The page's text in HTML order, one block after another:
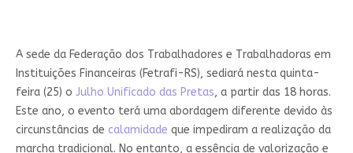
A sede da Federação dos Trabalhadores e Trabalhadoras em
Instituições Financeiras (Fetrafi-RS), sediará nesta quinta-
feira (25) o Julho Unificado das Pretas, a partir das 18 horas.
Este ano, o evento terá uma abordagem diferente devido às
circunstâncias de calamidade que impediram a realização da
marcha tradicional. No entanto, a essência de valorização e